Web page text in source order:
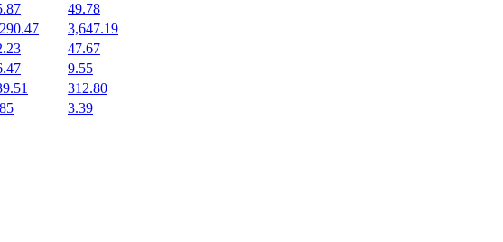
49.78
3,647.19
47.67
9.55
312.80
3.39